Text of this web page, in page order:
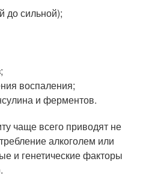
до сильной);
воспаления;
и ферментов.
чаще всего приводят не
алкоголем или
и генетические факторы